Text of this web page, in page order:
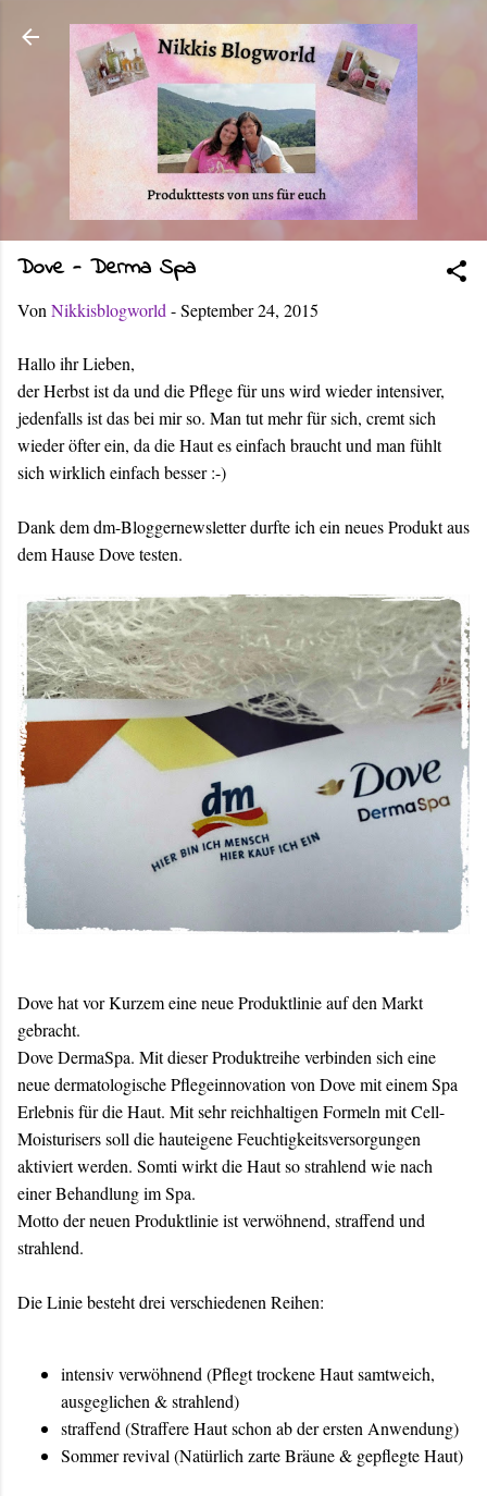
Direkt zum Hauptbereich
Dove - Derma Spa
Von Nikkisblogworld -September 24, 2015
Hallo ihr Lieben,
der Herbst ist da und die Pflege für uns wird wieder intensiver,
jedenfalls ist das bei mir so. Man tut mehr für sich, cremt sich
wieder öfter ein, da die Haut es einfach braucht und man fühlt
sich wirklich einfach besser :-)
Dank dem dm-Bloggernewsletter durfte ich ein neues Produkt aus
dem Hause Dove testen.
Dove hat vor Kurzem eine neue Produktlinie auf den Markt
gebracht.
Dove DermaSpa. Mit dieser Produktreihe verbinden sich eine
neue dermatologische Pflegeinnovation von Dove mit einem Spa
Erlebnis für die Haut. Mit sehr reichhaltigen Formeln mit Cell-
Moisturisers soll die hauteigene Feuchtigkeitsversorgungen
aktiviert werden. Somti wirkt die Haut so strahlend wie nach
einer Behandlung im Spa.
Motto der neuen Produktlinie ist verwöhnend, straffend und
strahlend.
Die Linie besteht drei verschiedenen Reihen:
intensiv verwöhnend (Pflegt trockene Haut samtweich,
ausgeglichen & strahlend)
straffend (Straffere Haut schon ab der ersten Anwendung)
Sommer revival (Natürlich zarte Bräune & gepflegte Haut)